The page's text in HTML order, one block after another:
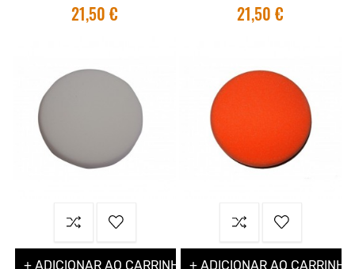
21,50 € 21,50 €
+ ADICIONAR AO CARRINHO + ADICIONAR AO CARRINHO